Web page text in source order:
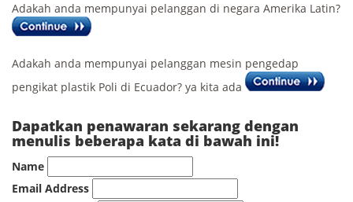
Adakah anda mempunyai pelanggan di negara Amerika Latin?
Adakah anda mempunyai pelanggan mesin pengedap
pengikat plastik Poli di Ecuador? ya kita ada
Dapatkan penawaran sekarang dengan
menulis beberapa kata di bawah ini!
Name
Email Address